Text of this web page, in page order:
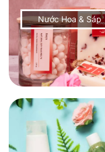
Nước Hoa & Sáp